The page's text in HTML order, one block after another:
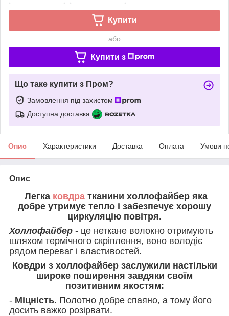
Купити
або
Купити з
Що таке купити з Пром?
Замовлення під захистом
Доступна доставка
Опис Характеристики Доставка Оплата Умови
Опис
Легка ковдратканини холлофайбер яка
добре утримує тепло і забезпечує хорошу
циркуляцію повітря.
Холлофайбер - це неткане волокно отримують
шляхом термічного скріплення, воно володіє
рядом переваг і властивостей.
Ковдри з холлофайбер заслужили настільки
широке поширення завдяки своїм
позитивним якостям:
- Міцність. Полотно добре спаяно, а тому його
досить важко розірвати.